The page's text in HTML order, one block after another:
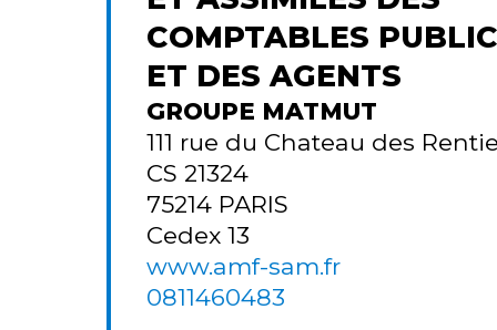
COMPTABLES
ET DES AGENTS
GROUPE MATMUT
111 rue du Chateau des
CS 21324
75214 PARIS
Cedex 13
www.amf-sam.fr
0811460483